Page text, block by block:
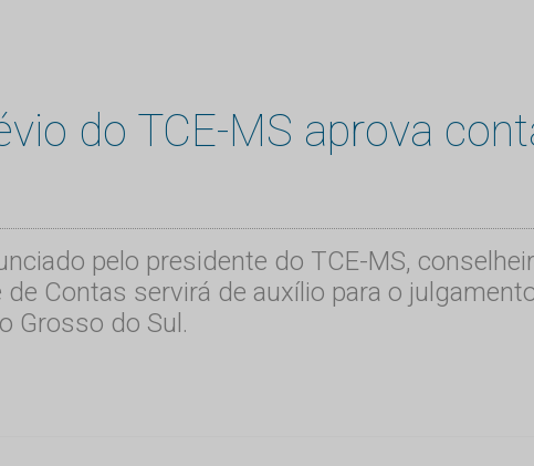
do TCE-MS aprova
pelo presidente do TCE-MS,
de Contas servirá de auxílio para o
Grosso do Sul.